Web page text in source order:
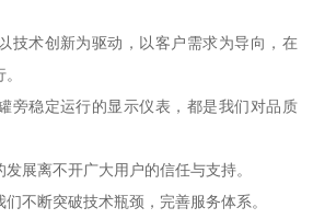
技术创新为驱动，以客户需求为导向，在
旁稳定运行的显示仪表，都是我们对品质
展离不开广大用户的信任与支持。
不断突破技术瓶颈，完善服务体系。